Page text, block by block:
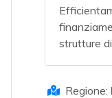
strutture
Regione: